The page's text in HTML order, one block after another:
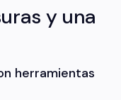
y una
herramientas